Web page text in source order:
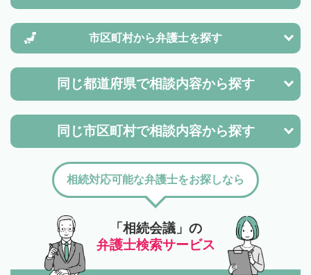
市区町村から弁護士を探す
同じ都道府県で相談内容から探す
同じ市区町村で相談内容から探す
「相続会議」の
弁護士検索サービス
相続対応可能な弁護士をお探しなら